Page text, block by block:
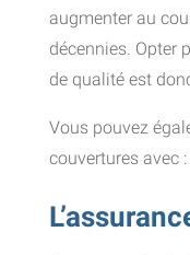
augmenter au
décennies. Opter
de qualité est
Vous pouvez
couvertures avec :